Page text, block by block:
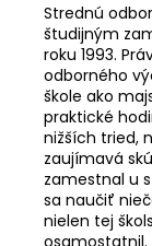
Strednú
študijným
roku 1993.
odborného
škole ako
praktické
nižších tried,
zaujímavá
zamestnal u
sa naučiť
nielen tej
osamostatnil.